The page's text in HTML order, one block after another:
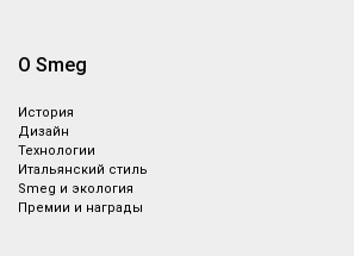
О Smeg
История
Дизайн
Технологии
Итальянский стиль
Smeg и экология
Премии и награды